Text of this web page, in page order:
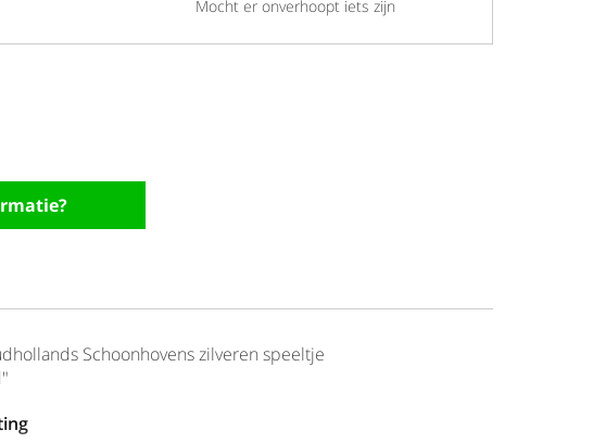
Mocht er onverhoopt iets zijn
Schoonhovens zilveren speeltje